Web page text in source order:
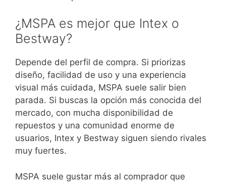
¿MSPA es mejor que Intex o
Bestway?
Depende del perfil de compra. Si priorizas
diseño, facilidad de uso y una experiencia
visual más cuidada, MSPA suele salir bien
parada. Si buscas la opción más conocida del
mercado, con mucha disponibilidad de
repuestos y una comunidad enorme de
usuarios, Intex y Bestway siguen siendo rivales
muy fuertes.
MSPA suele gustar más al comprador que